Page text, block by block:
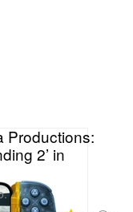
Productions:
2’ in